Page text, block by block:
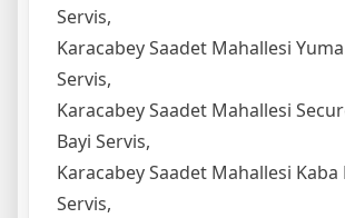
Servis,
Karacabey Saadet Mahallesi
Servis,
Karacabey Saadet Mahallesi
Bayi Servis,
Karacabey Saadet Mahallesi Kaba
Servis,